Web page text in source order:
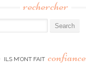
rechercher
ILS M’ONT FAIT confiance